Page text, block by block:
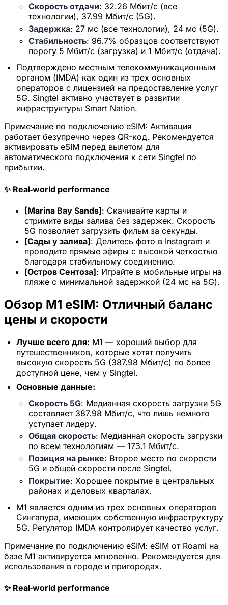
Скорость отдачи: 32.26 Мбит/с (все
технологии), 37.99 Мбит/с (5G).
Задержка: 27 мс (все технологии), 24 мс (5G).
Стабильность: 96.7% образцов соответствуют
порогу 5 Мбит/с (загрузка) и 1 Мбит/с (отдача).
Подтверждено местным телекоммуникационным
органом (IMDA) как один из трех основных
операторов с лицензией на предоставление услуг
5G. Singtel активно участвует в развитии
инфраструктуры Smart Nation.
Примечание по подключению eSIM: Активация
работает безупречно через QR-код. Рекомендуется
активировать eSIM перед вылетом для
автоматического подключения к сети Singtel по
прибытии.
✨ Real‑world performance
[Marina Bay Sands]: Скачивайте карты и
стримите виды залива без задержек. Скорость
5G позволяет загрузить фильм за секунды.
[Сады у залива]: Делитесь фото в Instagram и
проводите прямые эфиры с высокой четкостью
благодаря стабильному соединению.
[Остров Сентоза]: Играйте в мобильные игры на
пляже с минимальной задержкой (24 мс на 5G).
Обзор M1 eSIM: Отличный баланс
цены и скорости
Лучше всего для: M1 — хороший выбор для
путешественников, которые хотят получить
высокую скорость 5G (387.98 Мбит/с) по более
доступной цене, чем у Singtel.
Основные данные:
Скорость 5G: Медианная скорость загрузки 5G
составляет 387.98 Мбит/с, что лишь немного
уступает лидеру.
Общая скорость: Медианная скорость загрузки
по всем технологиям — 173.1 Мбит/с.
Позиция на рынке: Второе место по скорости
5G и общей скорости после Singtel.
Покрытие: Хорошее покрытие в центральных
районах и деловых кварталах.
M1 является одним из трех основных операторов
Сингапура, имеющих собственную инфраструктуру
5G. Регулятор IMDA контролирует качество услуг.
Примечание по подключению eSIM: eSIM от Roami на
базе M1 активируется мгновенно. Рекомендуется для
использования в городе и пригородах.
✨ Real‑world performance
Ограниченное по времени